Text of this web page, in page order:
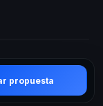
propuesta
en El